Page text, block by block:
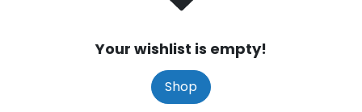
Your wishlist is empty!
Shop